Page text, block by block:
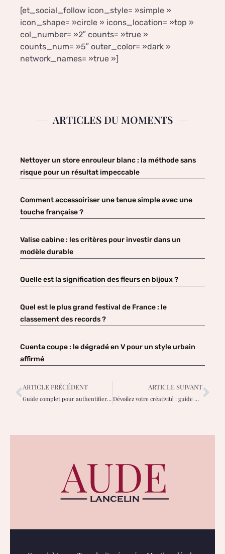
[et_social_follow icon_style= »simple »
icon_shape= »circle » icons_location= »top »
col_number= »2″ counts= »true »
counts_num= »5″ outer_color= »dark »
network_names= »true »]
ARTICLES DU MOMENTS
Nettoyer un store enrouleur blanc : la méthode sans
risque pour un résultat impeccable
Comment accessoiriser une tenue simple avec une
touche française ?
Valise cabine : les critères pour investir dans un
modèle durable
Quelle est la signification des fleurs en bijoux ?
Quel est le plus grand festival de France : le
classement des records ?
Cuenta coupe : le dégradé en V pour un style urbain
affirmé
ARTICLE PRÉCÉDENT
Guide complet pour authentifier les sacs à main de luxe d’occasion
ARTICLE SUIVANT
Dévoilez votre créativité : guide DIY de la peinture intérieure pour les femmes